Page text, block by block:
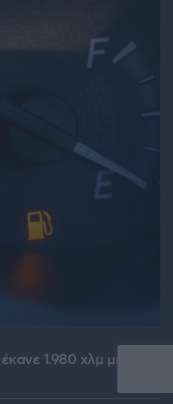
1.980 χλμ με έναν